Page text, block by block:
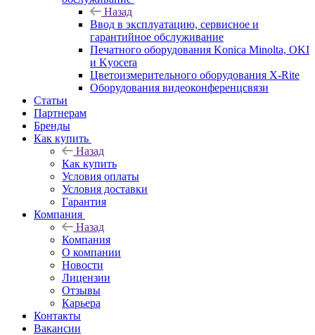
Назад
Ввод в эксплуатацию, сервисное и
гарантийное обслуживание
Печатного оборудования Konica Minolta, OKI
и Kyocera
Цветоизмерительного оборудования X-Rite
Оборудования видеоконференцсвязи
Статьи
Партнерам
Бренды
Как купить
Назад
Как купить
Условия оплаты
Условия доставки
Гарантия
Компания
Назад
Компания
О компании
Новости
Лицензии
Отзывы
Карьера
Контакты
Вакансии